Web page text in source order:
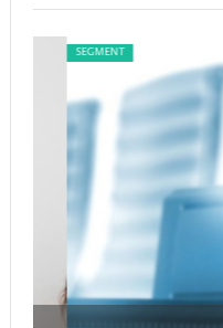
SEGMENT